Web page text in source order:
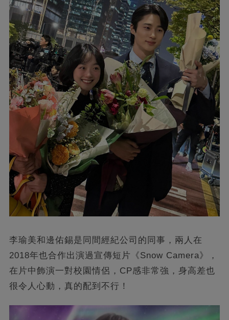
李瑜美和邊佑錫是同間經紀公司的同事，兩人在
2018年也合作出演過宣傳短片《Snow Camera》，
在片中飾演一對校園情侶，CP感非常強，身高差也
很令人心動，真的配到不行！